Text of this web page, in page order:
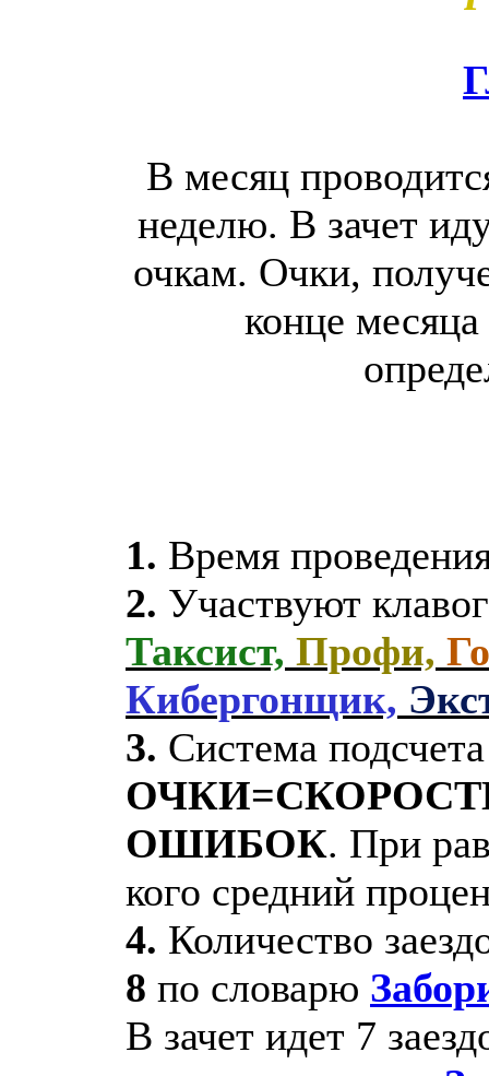
В месяц
неделю. В зачет
очкам. Очки,
конце
1. Время
2. Участвуют
Таксист, Профи,
Кибергонщик,
3. Система
ОШИБОК. При
кого средний
4. Количество
8 по словарю
В зачет идет 7